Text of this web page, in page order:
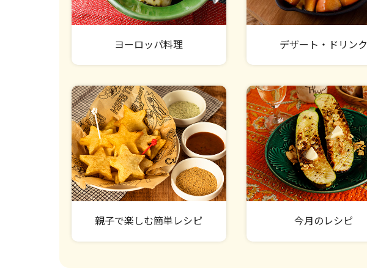
ヨーロッパ料理 デザート・ドリンク
親子で楽しむ簡単レシピ 今月のレシピ